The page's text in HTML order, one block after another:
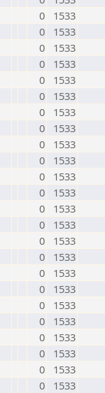
0
1533
0
1533
0
1533
0
1533
0
1533
0
1533
0
1533
0
1533
0
1533
0
1533
0
1533
0
1533
0
1533
0
1533
0
1533
0
1533
0
1533
0
1533
0
1533
0
1533
0
1533
0
1533
0
1533
0
1533